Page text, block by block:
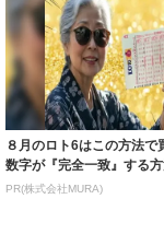
８月のロト6はこの方法で
数字が『完全一致』する
PR(株式会社MURA)